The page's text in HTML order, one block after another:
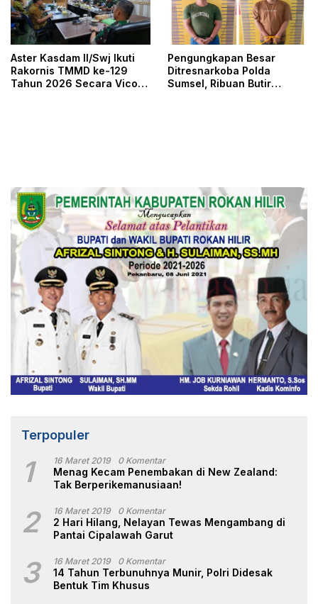
Aster Kasdam II/Swj Ikuti
Rakornis TMMD ke-129
Tahun 2026 Secara Vicon
Pengungkapan Besar
Ditresnarkoba Polda
Sumsel, Ribuan Butir
Terpopuler
1 16 Maret 2019 0 Komentar
Menag Kecam Penembakan di New Zealand:
Tak Berperikemanusiaan!
2 16 Maret 2019 0 Komentar
2 Hari Hilang, Nelayan Tewas Mengambang di
Pantai Cipalawah Garut
3 16 Maret 2019 0 Komentar
14 Tahun Terbunuhnya Munir, Polri Didesak
Bentuk Tim Khusus